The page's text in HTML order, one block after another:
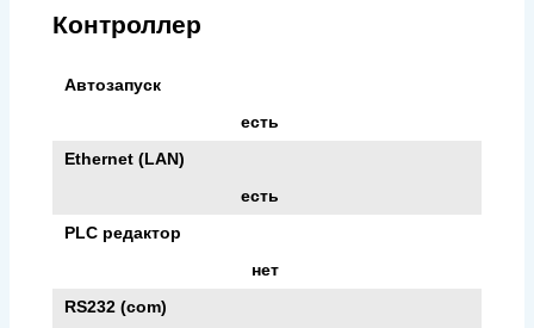
Контроллер
Автозапуск
есть
Ethernet (LAN)
есть
PLC редактор
нет
RS232 (com)